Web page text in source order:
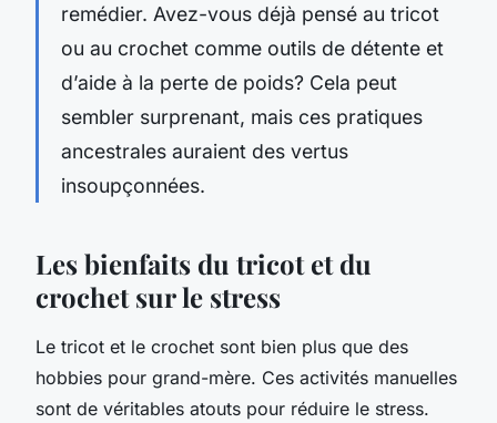
remédier. Avez-vous déjà pensé au tricot
ou au crochet comme outils de détente et
d’aide à la perte de poids? Cela peut
sembler surprenant, mais ces pratiques
ancestrales auraient des vertus
insoupçonnées.
Les bienfaits du tricot et du
crochet sur le stress
Le tricot et le crochet sont bien plus que des
hobbies pour grand-mère. Ces activités manuelles
sont de véritables atouts pour réduire le stress.